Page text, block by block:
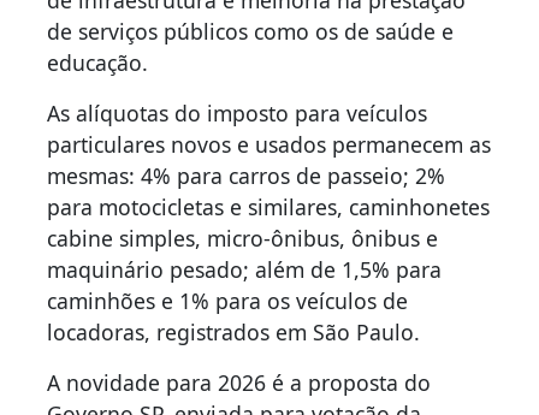
de serviços públicos como os de saúde e
educação.
As alíquotas do imposto para veículos
particulares novos e usados permanecem as
mesmas: 4% para carros de passeio; 2%
para motocicletas e similares, caminhonetes
cabine simples, micro-ônibus, ônibus e
maquinário pesado; além de 1,5% para
caminhões e 1% para os veículos de
locadoras, registrados em São Paulo.
A novidade para 2026 é a proposta do